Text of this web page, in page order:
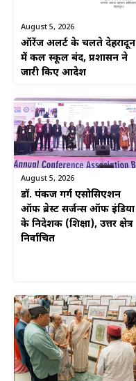
August 5, 2026
ऑरेंज अलर्ट के चलते देहरादून
में कल स्कूल बंद, प्रशासन ने
जारी किए आदेश
August 5, 2026
डॉ. पंकज गर्ग एसोसिएशन
ऑफ ब्रेस्ट सर्जन्स ऑफ इंडिया
के निदेशक (शिक्षा), उत्तर क्षेत्र
निर्वाचित